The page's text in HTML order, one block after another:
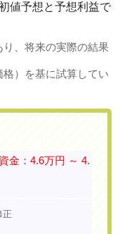
値予想と予想利益で
、将来の実際の結果
）を基に試算してい
金：4.6万円 ～ 4.
正